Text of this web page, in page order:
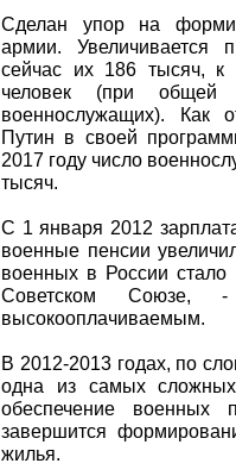
Сделан упор на
армии. Увеличивается
сейчас их 186 тысяч, к
человек (при общей
военнослужащих). Как
Путин в своей
2017 году число
тысяч.
С 1 января 2012
военные пенсии
военных в России
Советском Союзе,
высокооплачиваемым.
В 2012-2013 годах, по
одна из самых
обеспечение
завершится
жилья.